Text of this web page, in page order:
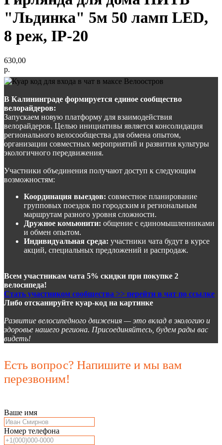
"Льдинка" 5м 50 ламп LED,
8 реж, IP-20
630,00
р.
В Калининграде формируется единое сообщество
велорайдеров:
Запускаем новую платформу для взаимодействия
велорайдеров. Целью инициативы является консолидация
регионального велосообщества для обмена опытом,
организации совместных мероприятий и развития культуры
экологичного передвижения.
Участники объединения получают доступ к следующим
возможностям:
Координация выездов: совместное планирование
групповых поездок по городским и региональным
маршрутам разного уровня сложности.
Дружное комьюнити: общение с единомышленниками
и обмен опытом.
Индивидуальная среда: участники чата будут в курсе
акций, специальных предложений и распродаж.
Всем участникам чата 5% скидки при покупке 2
велосипеда!
Стать участником сообщества >> перейти в чат по ссылке
Либо отсканируйте куар-код на картинке
Развитие велосипедного движения — это вклад в экологию и
здоровье нашего региона. Присоединяйтесь, будем рады вас
видеть!
Есть вопрос? Напишите и мы вам
перезвоним!
Ваше имя
Номер телефона